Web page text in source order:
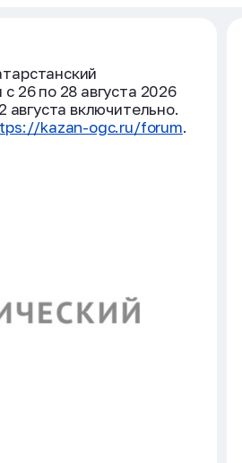
26 по 28 августа 2026
августа включительно.
kazan-ogc.ru/forum.